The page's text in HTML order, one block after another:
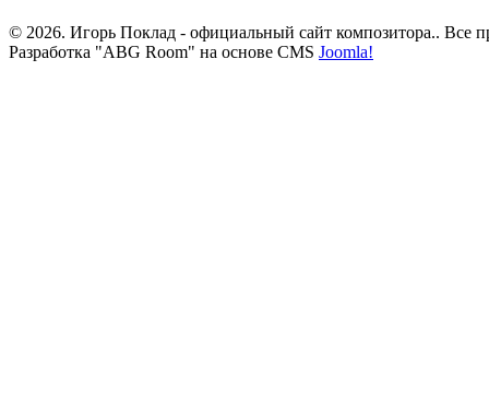
© 2026. Игорь Поклад - официальный сайт композитора.. Все
Разработка "ABG Room" на основе CMS Joomla!